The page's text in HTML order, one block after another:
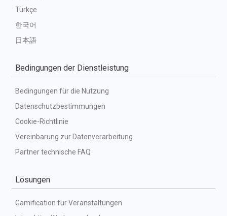
Türkçe
한국어
日本語
Bedingungen der Dienstleistung
Bedingungen für die Nutzung
Datenschutzbestimmungen
Cookie-Richtlinie
Vereinbarung zur Datenverarbeitung
Partner technische FAQ
Lösungen
Gamification für Veranstaltungen